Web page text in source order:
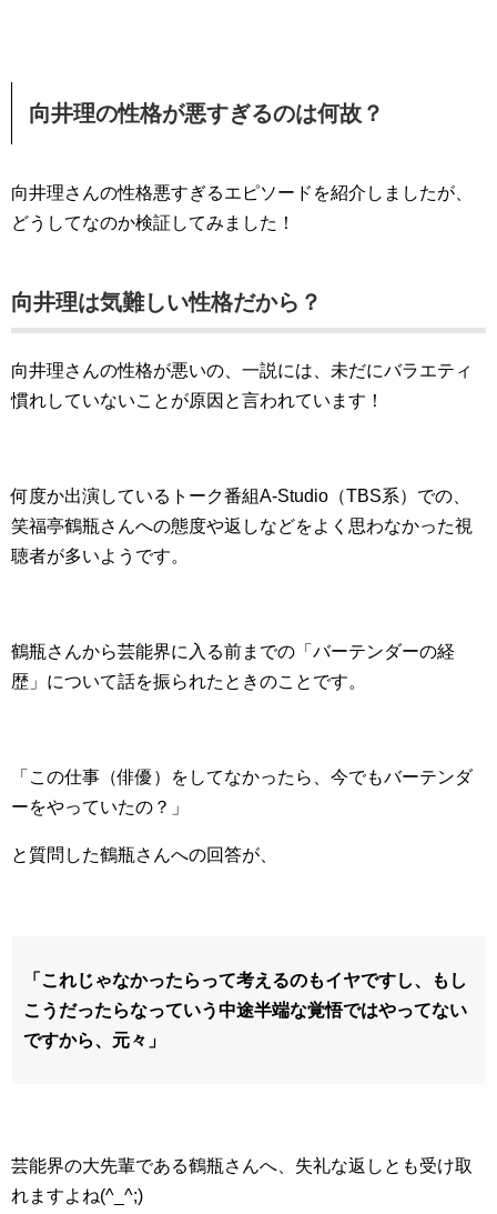
向井理の性格が悪すぎるのは何故？
向井理さんの性格悪すぎるエピソードを紹介しましたが、
どうしてなのか検証してみました！
向井理は気難しい性格だから？
向井理さんの性格が悪いの、一説には、未だにバラエティ
慣れしていないことが原因と言われています！
何度か出演しているトーク番組A-Studio（TBS系）での、
笑福亭鶴瓶さんへの態度や返しなどをよく思わなかった視
聴者が多いようです。
鶴瓶さんから芸能界に入る前までの「バーテンダーの経
歴」について話を振られたときのことです。
「この仕事（俳優）をしてなかったら、今でもバーテンダ
ーをやっていたの？」
と質問した鶴瓶さんへの回答が、
「これじゃなかったらって考えるのもイヤですし、もし
こうだったらなっていう中途半端な覚悟ではやってない
ですから、元々」
芸能界の大先輩である鶴瓶さんへ、失礼な返しとも受け取
れますよね(^_^;)